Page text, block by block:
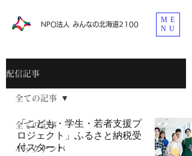
​NPO法人 みんなの北海道2100
ME
NU
配信記事
全ての記事
バックナンバ
全ての記事
「こども・学生・若者支援プ
ロジェクト」ふるさと納税受
付スタート